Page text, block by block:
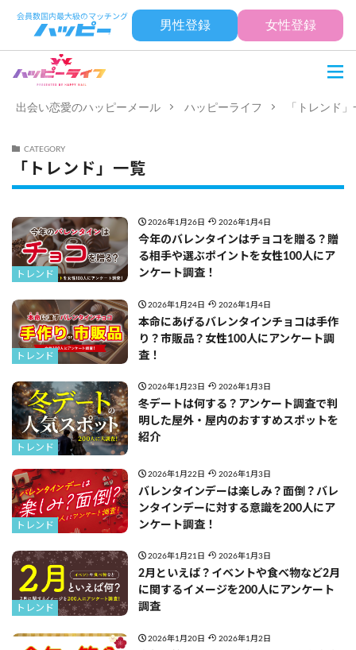
男性登録 女性登録
出会い恋愛のハッピーメール ハッピーライフ 「トレンド
CATEGORY
「トレンド」一覧
トレンド
2026年1月26日 2026年1月4日
今年のバレンタインはチョコを贈る？贈
る相手や選ぶポイントを女性100人にア
ンケート調査！
トレンド
2026年1月24日 2026年1月4日
本命にあげるバレンタインチョコは手作
り？市販品？女性100人にアンケート調
査！
トレンド
2026年1月23日 2026年1月3日
冬デートは何する？アンケート調査で判
明した屋外・屋内のおすすめスポットを
紹介
トレンド
2026年1月22日 2026年1月3日
バレンタインデーは楽しみ？面倒？バレ
ンタインデーに対する意識を200人にア
ンケート調査！
トレンド
2026年1月21日 2026年1月3日
2月といえば？イベントや食べ物など2月
に関するイメージを200人にアンケート
調査
2026年1月20日 2026年1月2日